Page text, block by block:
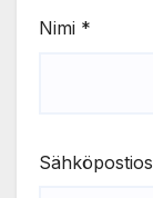
Nimi *